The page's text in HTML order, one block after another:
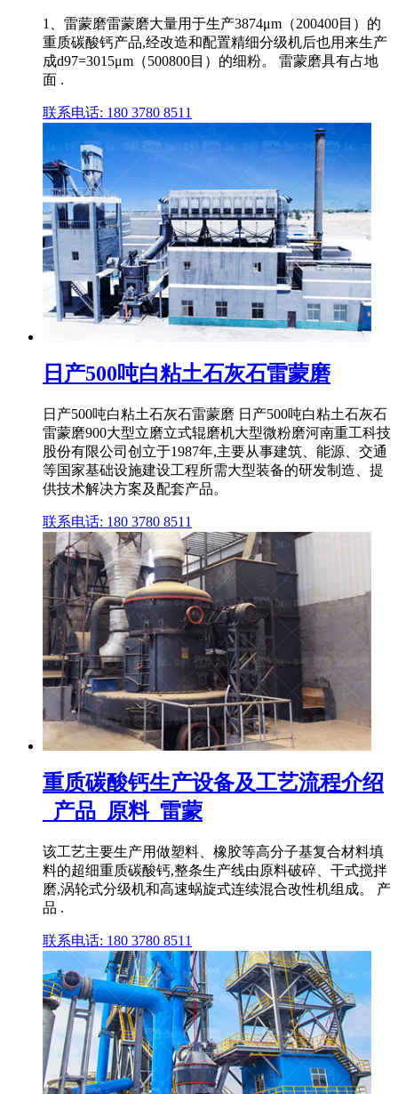
1、雷蒙磨雷蒙磨大量用于生产3874μm（200400目）的
重质碳酸钙产品,经改造和配置精细分级机后也用来生产
成d97=3015μm（500800目）的细粉。 雷蒙磨具有占地
面 .
联系电话: 180 3780 8511
日产500吨白粘土石灰石雷蒙磨
日产500吨白粘土石灰石雷蒙磨 日产500吨白粘土石灰石
雷蒙磨900大型立磨立式辊磨机大型微粉磨河南重工科技
股份有限公司创立于1987年,主要从事建筑、能源、交通
等国家基础设施建设工程所需大型装备的研发制造、提
供技术解决方案及配套产品。
联系电话: 180 3780 8511
重质碳酸钙生产设备及工艺流程介绍
_产品_原料_雷蒙
该工艺主要生产用做塑料、橡胶等高分子基复合材料填
料的超细重质碳酸钙,整条生产线由原料破碎、干式搅拌
磨,涡轮式分级机和高速蜗旋式连续混合改性机组成。 产
品 .
联系电话: 180 3780 8511